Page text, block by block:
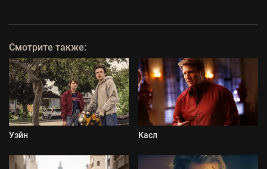
Смотрите также:
Уэйн Касл